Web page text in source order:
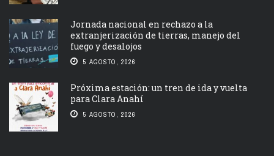
Jornada nacional en rechazo a la
extranjerización de tierras, manejo del
fuego y desalojos
5 AGOSTO, 2026
Próxima estación: un tren de ida y vuelta
para Clara Anahí
5 AGOSTO, 2026